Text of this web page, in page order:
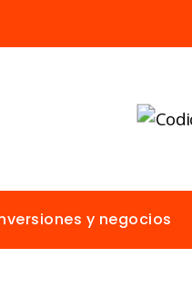
y negocios